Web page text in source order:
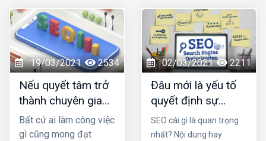
tăng doanh thu sản
phẩm và tiết kiệm chi
phí quảng cáo? Đọc
ngay bài viết dưới đây
bài viết này Đơn vị seo ở
hải phòng sẽ mách bạn lý
do tại sao seo mãi không
lên top nhé!
19/03/2021 2534
Nếu quyết tâm trở
thành chuyên gia
seo, cần những
thói quen nào?
Bất cứ ai làm công việc
gì cũng mong đạt
02/03/2021 2211
Đâu mới là yếu tố
quyết định sự
thành bại của SEO
SEO cái gì là quan trọng
nhất? Nội dung hay